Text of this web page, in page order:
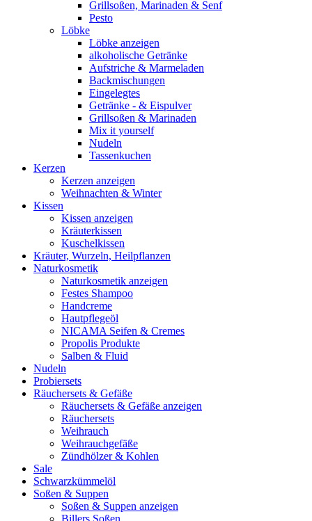
Grillsoßen, Marinaden & Senf
Pesto
Löbke
Löbke anzeigen
alkoholische Getränke
Aufstriche & Marmeladen
Backmischungen
Eingelegtes
Getränke - & Eispulver
Grillsoßen & Marinaden
Mix it yourself
Nudeln
Tassenkuchen
Kerzen
Kerzen anzeigen
Weihnachten & Winter
Kissen
Kissen anzeigen
Kräuterkissen
Kuschelkissen
Kräuter, Wurzeln, Heilpflanzen
Naturkosmetik
Naturkosmetik anzeigen
Festes Shampoo
Handcreme
Hautpflegeöl
NICAMA Seifen & Cremes
Propolis Produkte
Salben & Fluid
Nudeln
Probiersets
Räuchersets & Gefäße
Räuchersets & Gefäße anzeigen
Räuchersets
Weihrauch
Weihrauchgefäße
Zündhölzer & Kohlen
Sale
Schwarzkümmelöl
Soßen & Suppen
Soßen & Suppen anzeigen
Billers Soßen